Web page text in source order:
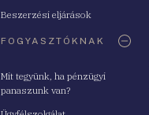
Beszerzési eljárások
FOGYASZTÓKNAK
Mit tegyünk, ha pénzügyi
panaszunk van?